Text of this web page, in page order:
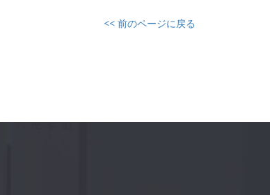
<< 前のページに戻る